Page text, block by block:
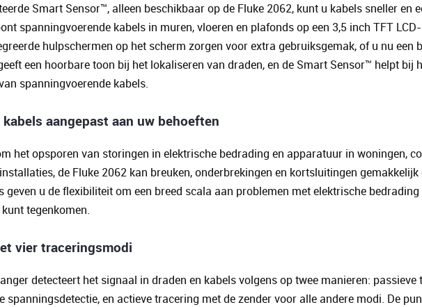
Smart Sensor™, alleen beschikbaar op de Fluke 2062, kunt u kabels sneller en
spanningvoerende kabels in muren, vloeren en plafonds op een 3,5 inch TFT
hulpschermen op het scherm zorgen voor extra gebruiksgemak, of u nu een
een hoorbare toon bij het lokaliseren van draden, en de Smart Sensor™ helpt bij
spanningvoerende kabels.
kabels aangepast aan uw behoeften
het opsporen van storingen in elektrische bedrading en apparatuur in woningen,
de Fluke 2062 kan breuken, onderbrekingen en kortsluitingen
geven u de flexibiliteit om een breed scala aan problemen met elektrische
tegenkomen.
vier traceringsmodi
detecteert het signaal in draden en kabels volgens op twee manieren:
spanningsdetectie, en actieve tracering met de zender voor alle andere modi. De